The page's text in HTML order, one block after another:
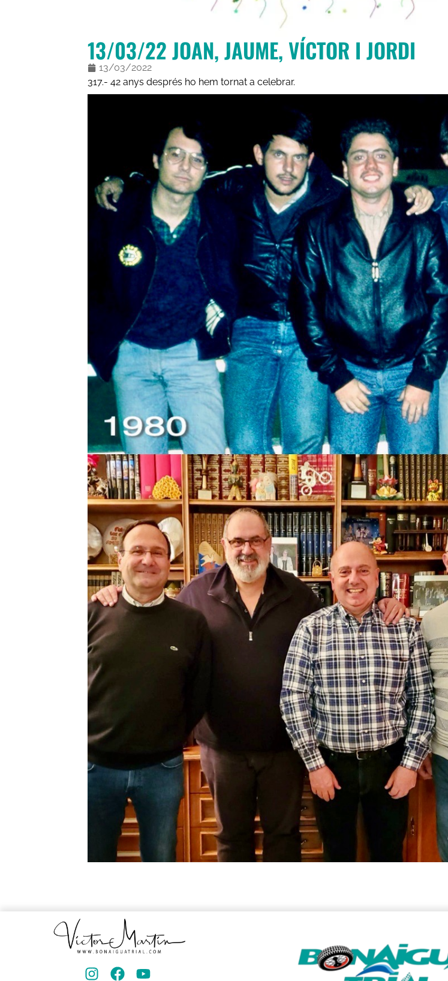
13/03/22 JOAN, JAUME, VÍCTOR I JORDI
13/03/2022
317.- 42 anys després ho hem tornat a celebrar.